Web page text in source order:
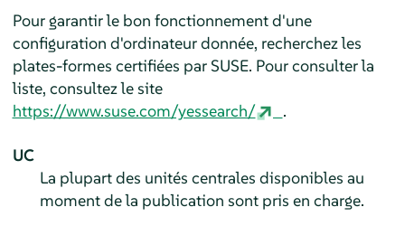
Pour garantir le bon fonctionnement d'une
configuration d'ordinateur donnée, recherchez les
plates-formes certifiées par SUSE. Pour consulter la
liste, consultez le site
https://www.suse.com/yessearch/
.
UC
La plupart des unités centrales disponibles au
moment de la publication sont pris en charge.